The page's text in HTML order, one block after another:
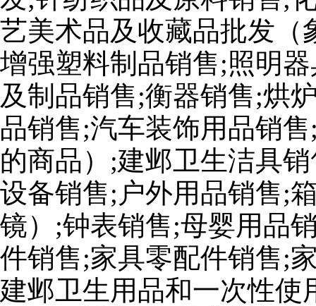
艺美术品及收藏品批发（
增强塑料制品销售;照明
及制品销售;衡器销售;烘
品销售;汽车装饰用品销
的商品）;建邺卫生洁具
设备销售;户外用品销售;
镜）;钟表销售;母婴用品
件销售;家具零配件销售;
建邺卫生用品和一次性使